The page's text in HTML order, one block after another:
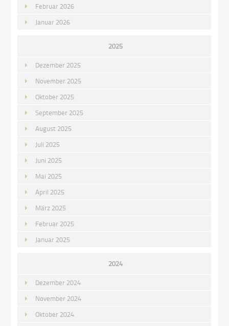
Februar 2026
Januar 2026
2025
Dezember 2025
November 2025
Oktober 2025
September 2025
August 2025
Juli 2025
Juni 2025
Mai 2025
April 2025
März 2025
Februar 2025
Januar 2025
2024
Dezember 2024
November 2024
Oktober 2024